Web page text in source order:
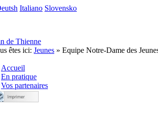
Italiano Slovensko
de Thienne
êtes ici: Jeunes » Equipe Notre-Dame des
Accueil
En pratique
Vos partenaires